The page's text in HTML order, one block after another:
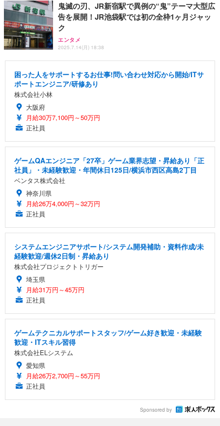
鬼滅の刃、JR新宿駅で異例の“鬼”テーマ大型広
告を展開！JR池袋駅では初の全枠1ヶ月ジャッ
ク
エンタメ
2025.7.14(月) 18:38
困った人をサポートするお仕事!問い合わせ対応から開始/ITサ
ポートエンジニア/研修あり
株式会社小林
大阪府
月給30万7,100円～50万円
正社員
ゲームQAエンジニア「27卒」ゲーム業界志望・昇給あり「正
社員」・未経験歓迎・年間休日125日/横浜市西区高島2丁目
ベンタス株式会社
神奈川県
月給26万4,000円～32万円
正社員
システムエンジニアサポート/システム開発補助・資料作成/未
経験歓迎/週休2日制・昇給あり
株式会社プロジェクトトリガー
埼玉県
月給31万円～45万円
正社員
ゲームテクニカルサポートスタッフ/ゲーム好き歓迎・未経験
歓迎・ITスキル習得
株式会社ELシステム
愛知県
月給26万2,700円～55万円
正社員
Sponsored by